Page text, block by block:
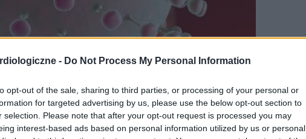
- Do Not Process My Personal Information
opt-out of the sale, sharing to third parties, or processing of your personal or
for targeted advertising by us, please use the below opt-out section to
selection. Please note that after your opt-out request is processed you may
interest-based ads based on personal information utilized by us or personal
shutterstock